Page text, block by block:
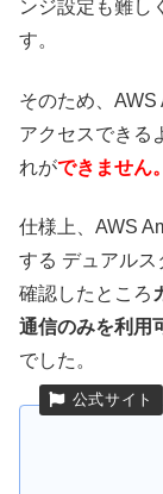
ンジ設定も難し
す。
そのため、
アクセスできる
れができません。
仕様上、AWS
する デュアルス
確認したところ
通信のみを利用
でした。